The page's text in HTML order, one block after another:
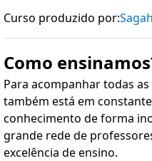
Curso produzido por:
Como
Para acompanhar todas
também está em
conhecimento de forma inovadora,
grande rede de
excelência de ensino.